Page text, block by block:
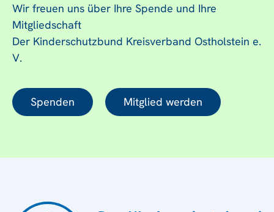
Wir freuen uns über Ihre Spende und Ihre
Mitgliedschaft
Der Kinderschutzbund Kreisverband Ostholstein e.
V.
Spenden Mitglied werden